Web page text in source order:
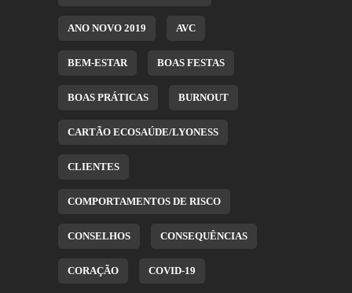
ANO NOVO 2019 AVC
BEM-ESTAR BOAS FESTAS
BOAS PRÁTICAS BURNOUT
CARTÃO ECOSAÚDE/LYONESS
CLIENTES
COMPORTAMENTOS DE RISCO
CONSELHOS CONSEQUÊNCIAS
CORAÇÃO COVID-19